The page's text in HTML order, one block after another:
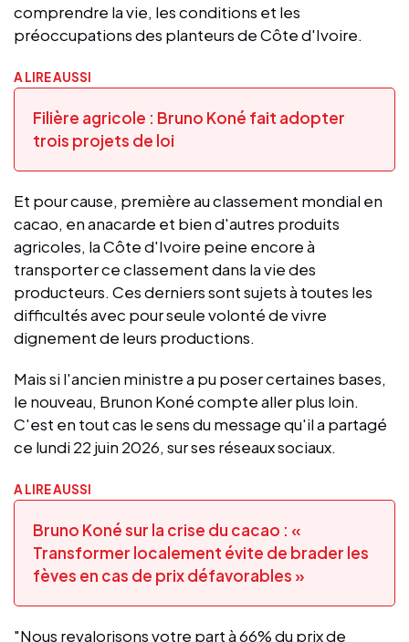
comprendre la vie, les conditions et les
préoccupations des planteurs de Côte d'Ivoire.
A LIRE AUSSI
Filière agricole : Bruno Koné fait adopter
trois projets de loi
Et pour cause, première au classement mondial en
cacao, en anacarde et bien d'autres produits
agricoles, la Côte d'Ivoire peine encore à
transporter ce classement dans la vie des
producteurs. Ces derniers sont sujets à toutes les
difficultés avec pour seule volonté de vivre
dignement de leurs productions.
Mais si l'ancien ministre a pu poser certaines bases,
le nouveau, Brunon Koné compte aller plus loin.
C'est en tout cas le sens du message qu'il a partagé
ce lundi 22 juin 2026, sur ses réseaux sociaux.
A LIRE AUSSI
Bruno Koné sur la crise du cacao : «
Transformer localement évite de brader les
fèves en cas de prix défavorables »
"Nous revalorisons votre part à 66% du prix de